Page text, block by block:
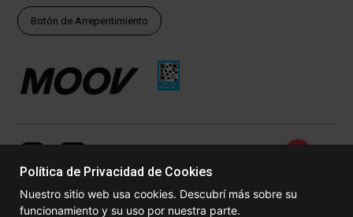
Botón de Arrepentimiento
Política de Privacidad de Cookies
Nuestro sitio web usa cookies. Descubrí más sobre su
funcionamiento y su uso por nuestra parte.